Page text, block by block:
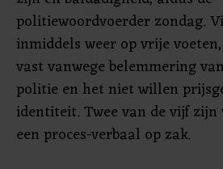
politiewoordvoerder zondag.
inmiddels weer op vrije
vast vanwege belemmering
politie en het niet willen
identiteit. Twee van de vijf
een proces-verbaal op zak.